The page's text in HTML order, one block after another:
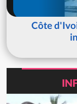
Côte